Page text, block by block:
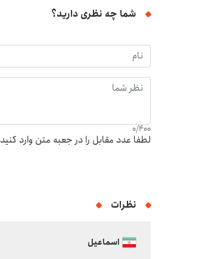
شما چه نظری دارید؟
0/400
لطفا عدد مقابل را در جعبه متن وارد کنید
نظرات
اسماعیل